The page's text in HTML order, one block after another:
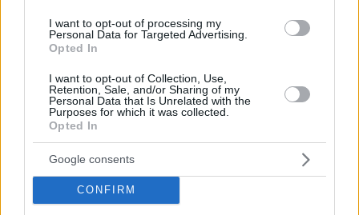
I want to opt-out of processing my
Personal Data for Targeted Advertising.
Opted In
I want to opt-out of Collection, Use,
Retention, Sale, and/or Sharing of my
Personal Data that Is Unrelated with the
Purposes for which it was collected.
Opted In
Google consents
CONFIRM
Φρενίτιδα για ένα εισιτήριο στις νέες συναυλίες των
Oasis - Πόσο κοστίζουν
Ξεκίνησαν από σήμερα οι διαδικτυακές «ουρές» για